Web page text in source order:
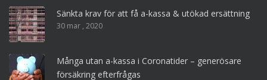
Sänkta krav för att få a-kassa & utökad ersättning
30 mar , 2020
Många utan a-kassa i Coronatider – generösare
försäkring efterfrågas